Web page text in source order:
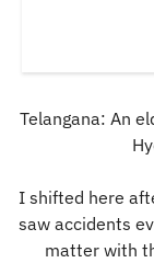
Telangana: An
I shifted here
saw accidents
matter with